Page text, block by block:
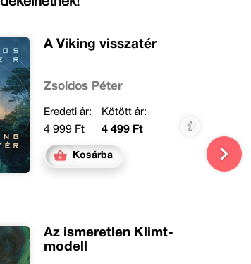
A Viking visszatér
Zsoldos Péter
Eredeti ár:
4 999 Ft
Kötött ár:
4 499 Ft
Kosárba
Az ismeretlen Klimt-
modell